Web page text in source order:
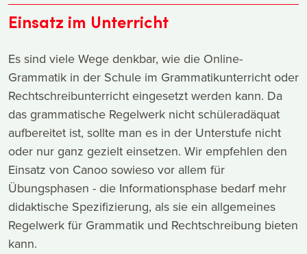
Einsatz im Unterricht
Es sind viele Wege denkbar, wie die Online-
Grammatik in der Schule im Grammatikunterricht oder
Rechtschreibunterricht eingesetzt werden kann. Da
das grammatische Regelwerk nicht schüleradäquat
aufbereitet ist, sollte man es in der Unterstufe nicht
oder nur ganz gezielt einsetzen. Wir empfehlen den
Einsatz von Canoo sowieso vor allem für
Übungsphasen - die Informationsphase bedarf mehr
didaktische Spezifizierung, als sie ein allgemeines
Regelwerk für Grammatik und Rechtschreibung bieten
kann.